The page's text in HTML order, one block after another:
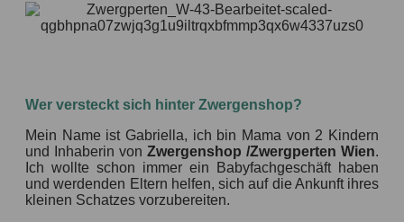
Wer versteckt sich hinter Zwergenshop?
Mein Name ist Gabriella, ich bin Mama von 2 Kindern
und Inhaberin von Zwergenshop /Zwergperten Wien.
Ich wollte schon immer ein Babyfachgeschäft haben
und werdenden Eltern helfen, sich auf die Ankunft ihres
kleinen Schatzes vorzubereiten.